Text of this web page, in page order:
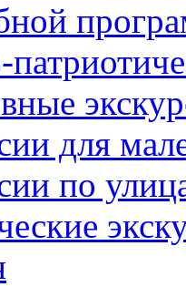
для
по